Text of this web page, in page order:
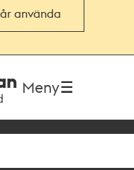
använda
Meny